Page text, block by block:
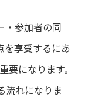
・参加者の同
を享受するにあ
要になります。
流れになりま